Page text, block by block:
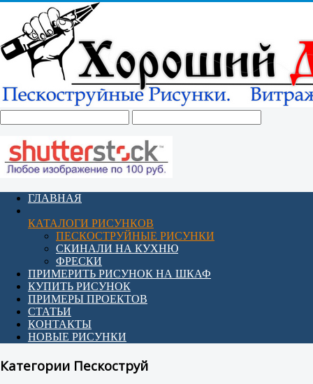
ГЛАВНАЯ
КАТАЛОГИ РИСУНКОВ
ПЕСКОСТРУЙНЫЕ РИСУНКИ
СКИНАЛИ НА КУХНЮ
ФРЕСКИ
ПРИМЕРИТЬ РИСУНОК НА ШКАФ
КУПИТЬ РИСУНОК
ПРИМЕРЫ ПРОЕКТОВ
СТАТЬИ
КОНТАКТЫ
НОВЫЕ РИСУНКИ
Категории Пескоструй